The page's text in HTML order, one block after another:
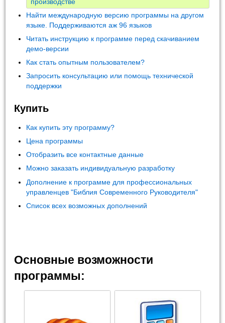
Найти международную версию программы на другом
языке. Поддерживаются аж 96 языков
Читать инструкцию к программе перед скачиванием
демо-версии
Как стать опытным пользователем?
Запросить консультацию или помощь технической
поддержки
Купить
Как купить эту программу?
Цена программы
Отобразить все контактные данные
Можно заказать индивидуальную разработку
Дополнение к программе для профессиональных
управленцев "Библия Современного Руководителя"
Список всех возможных дополнений
Основные возможности
программы: